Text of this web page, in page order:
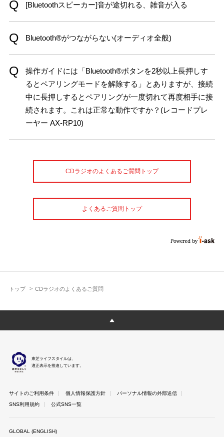
トップ CDラジオのよくあるご質問
[Bluetoothスピーカー]音が途切れる、雑音が入る
Bluetooth®がつながらない(オーディオ全般)
操作ガイドには「Bluetooth®ボタンを2秒以上長押しす
るとペアリングモードを解除する」とありますが、接続
中に長押しするとペアリングが一度切れて再度相手に接
続されます。これは正常な動作ですか？(レコードプレ
ーヤー AX-RP10)
CDラジオのよくあるご質問トップ
よくあるご質問トップ
東芝ライフスタイルは、
適正表示を推進しています。
サイトのご利用条件 個人情報保護方針
パーソナル情報の外部送信
SNS利用規約
公式SNS一覧
GLOBAL (ENGLISH)